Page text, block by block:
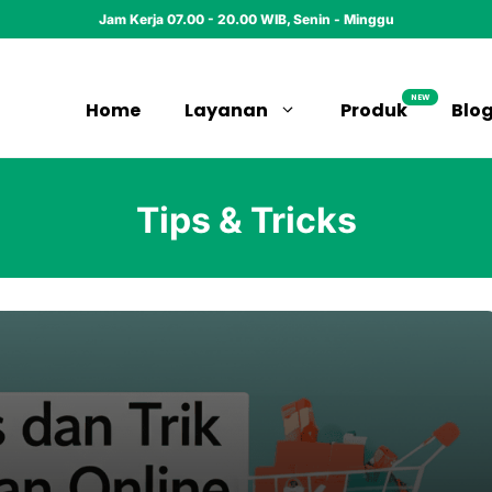
Jam Kerja 07.00 - 20.00 WIB, Senin - Minggu
Home Layanan Produk
NEW
Blog
Tips & Tricks